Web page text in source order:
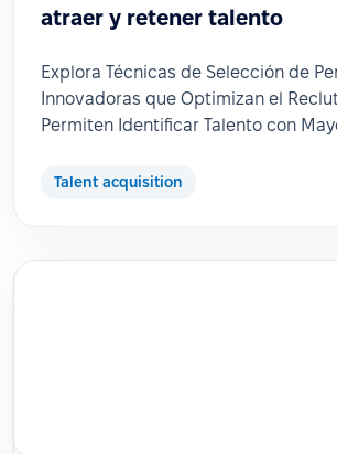
atraer y retener talento
Explora Técnicas de Selección de
Innovadoras que Optimizan el
Permiten Identificar Talento con
Talent acquisition